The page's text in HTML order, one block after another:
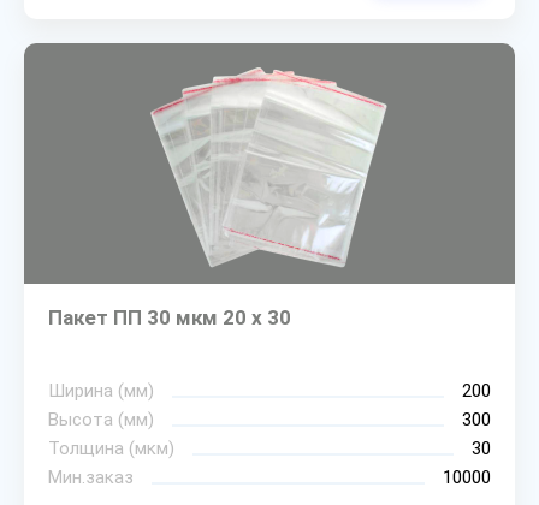
Пакет ПП 30 мкм 20 х 30
Ширина (мм)
200
Высота (мм)
300
Толщина (мкм)
30
Мин.заказ
10000